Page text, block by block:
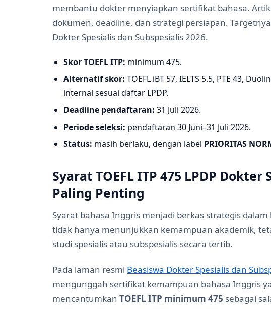
membantu dokter menyiapkan sertifikat bahasa.
dokumen, deadline, dan strategi persiapan.
Dokter Spesialis dan Subspesialis 2026.
Skor TOEFL ITP: minimum 475.
Alternatif skor: TOEFL iBT 57, IELTS 5.5, PTE 43,
internal sesuai daftar LPDP.
Deadline pendaftaran: 31 Juli 2026.
Periode seleksi: pendaftaran 30 Juni–31 Juli 2026.
Status: masih berlaku, dengan label PRIORITAS
Syarat TOEFL ITP 475 LPDP Dokter
Paling Penting
Syarat bahasa Inggris menjadi berkas strategis
tidak hanya menunjukkan kemampuan akademik,
studi spesialis atau subspesialis secara tertib.
Pada laman resmi Beasiswa Dokter Spesialis dan
mengunggah sertifikat kemampuan bahasa Inggris
mencantumkan TOEFL ITP minimum 475 sebagai